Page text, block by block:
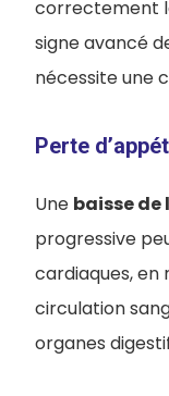
correctement
signe avancé
nécessite une
Perte
Une baisse de
progressive
cardiaques, en
circulation
organes